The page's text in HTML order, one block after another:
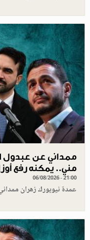
ممداني عن
مني.. يمكنه رفع
06/08/2026 - 21:00
عمدة نيويورك زهران